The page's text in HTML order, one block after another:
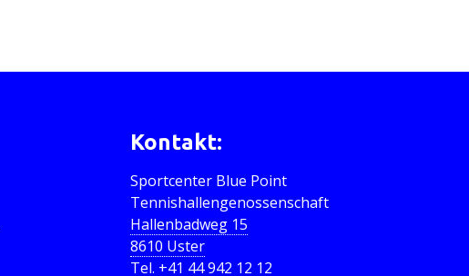
Kontakt:
Sportcenter Blue Point
Tennishallengenossenschaft
Hallenbadweg 15
8610 Uster
Tel. +41 44 942 12 12